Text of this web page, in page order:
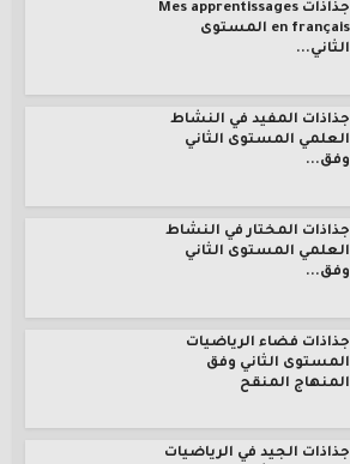
جذاذات Mes apprentissages
en français المستوى
الثاني...
جذاذات المفيد في النشاط
العلمي المستوى الثاني
وفق...
جذاذات المختار في النشاط
العلمي المستوى الثاني
وفق...
جذاذات فضاء الرياضيات
المستوى الثاني وفق
المنهاج المنقح
جذاذات الجيد في الرياضيات